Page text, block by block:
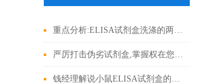
重点分析:ELISA试剂盒洗涤的两大方法
严厉打击伪劣试剂盒,掌握权在您手上!
钱经理解说小鼠ELISA试剂盒的操作技术